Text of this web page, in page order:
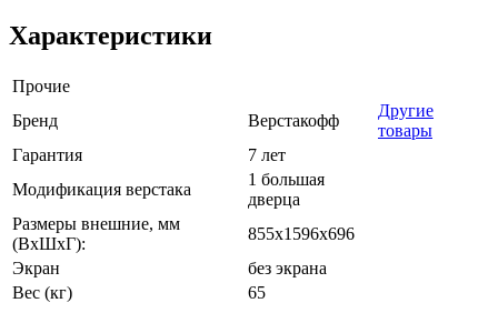
Характеристики
Прочие
Бренд
Верстакофф
Другие
товары
Гарантия
7 лет
Модификация верстака
1 большая
дверца
Размеры внешние, мм
(ВхШхГ):
855x1596x696
Экран
без экрана
Вес (кг)
65